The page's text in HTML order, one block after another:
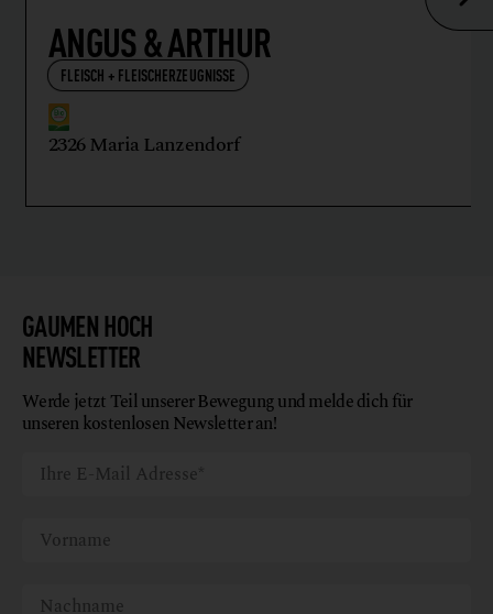
ANGUS & ARTHUR
FLEISCH + FLEISCHERZEUGNISSE
2326 Maria Lanzendorf
GAUMEN HOCH
NEWSLETTER
Werde jetzt Teil unserer Bewegung und melde dich für
unseren kostenlosen Newsletter an!